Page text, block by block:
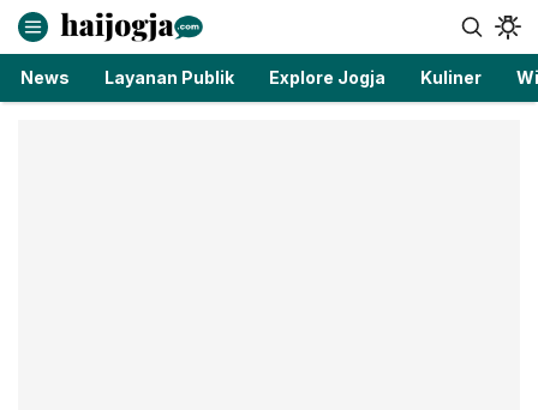
haijogja.com
Berita Jogja Terbaru dan Terkini
News Layanan Publik Explore Jogja Kuliner